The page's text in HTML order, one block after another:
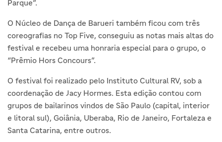
Parque”.
O Núcleo de Dança de Barueri também ficou com três
coreografias no Top Five, conseguiu as notas mais altas do
festival e recebeu uma honraria especial para o grupo, o
“Prêmio Hors Concours”.
O festival foi realizado pelo Instituto Cultural RV, sob a
coordenação de Jacy Hormes. Esta edição contou com
grupos de bailarinos vindos de São Paulo (capital, interior
e litoral sul), Goiânia, Uberaba, Rio de Janeiro, Fortaleza e
Santa Catarina, entre outros.